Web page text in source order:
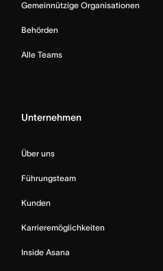
Gemeinnützige Organisationen
Behörden
Alle Teams
Unternehmen
Über uns
Führungsteam
Kunden
Karrieremöglichkeiten
Inside Asana